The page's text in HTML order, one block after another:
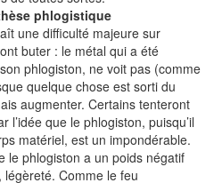
phlogistique
une difficulté majeure sur
buter : le métal qui a été
phlogiston, ne voit pas (comme
quelque chose est sorti du
augmenter. Certains tenteront
l’idée que le phlogiston, puisqu’il
matériel, est un impondérable.
le phlogiston a un poids négatif
légèreté. Comme le feu